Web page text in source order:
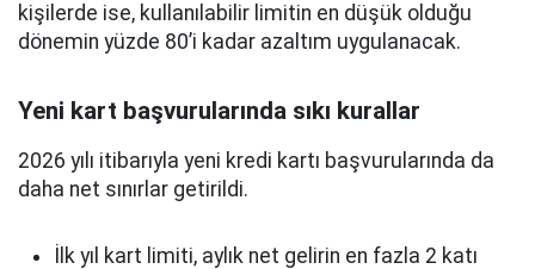
kişilerde ise, kullanılabilir limitin en düşük olduğu
dönemin yüzde 80’i kadar azaltım uygulanacak.
Yeni kart başvurularında sıkı kurallar
2026 yılı itibarıyla yeni kredi kartı başvurularında da
daha net sınırlar getirildi.
İlk yıl kart limiti, aylık net gelirin en fazla 2 katı